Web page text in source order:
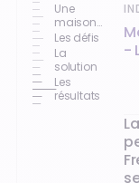
Une
maison
française
devenue
une
référence
mondiale
Les défis
La
solution
Les
résultats
-